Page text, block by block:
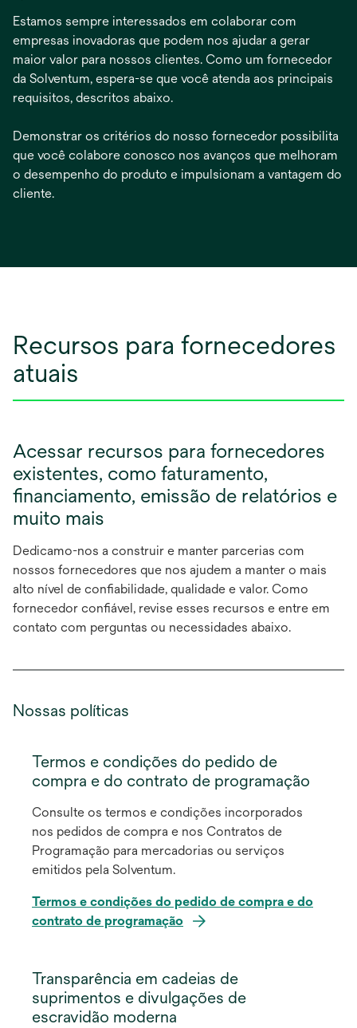
Estamos sempre interessados em colaborar com
empresas inovadoras que podem nos ajudar a gerar
maior valor para nossos clientes. Como um fornecedor
da Solventum, espera-se que você atenda aos principais
requisitos, descritos abaixo.
Demonstrar os critérios do nosso fornecedor possibilita
que você colabore conosco nos avanços que melhoram
o desempenho do produto e impulsionam a vantagem do
cliente.
Recursos para fornecedores
atuais
Acessar recursos para fornecedores
existentes, como faturamento,
financiamento, emissão de relatórios e
muito mais
Dedicamo-nos a construir e manter parcerias com
nossos fornecedores que nos ajudem a manter o mais
alto nível de confiabilidade, qualidade e valor. Como
fornecedor confiável, revise esses recursos e entre em
contato com perguntas ou necessidades abaixo.
Nossas políticas
Termos e condições do pedido de
compra e do contrato de programação
Consulte os termos e condições incorporados
nos pedidos de compra e nos Contratos de
Programação para mercadorias ou serviços
emitidos pela Solventum.
Termos e condições do pedido de compra e do
contrato de programação
Transparência em cadeias de
suprimentos e divulgações de
escravidão moderna